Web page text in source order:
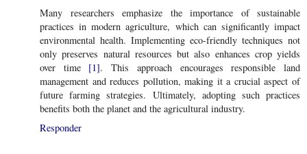
Many researchers emphasize the importance of sustainable
practices in modern agriculture, which can significantly impact
environmental health. Implementing eco-friendly techniques not
only preserves natural resources but also enhances crop yields
over time [1]. This approach encourages responsible land
management and reduces pollution, making it a crucial aspect of
future farming strategies. Ultimately, adopting such practices
benefits both the planet and the agricultural industry.
Responder